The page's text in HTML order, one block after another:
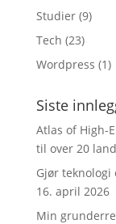
Studier(9)
Tech (23)
Wordpress (1)
Siste
Atlas of High-
til over 20 land
Gjør teknologi
16. april 2026
Min